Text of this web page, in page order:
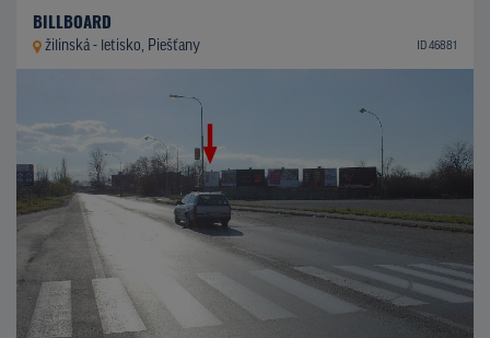
BILLBOARD
žilinská - letisko, Piešťany ID 46881